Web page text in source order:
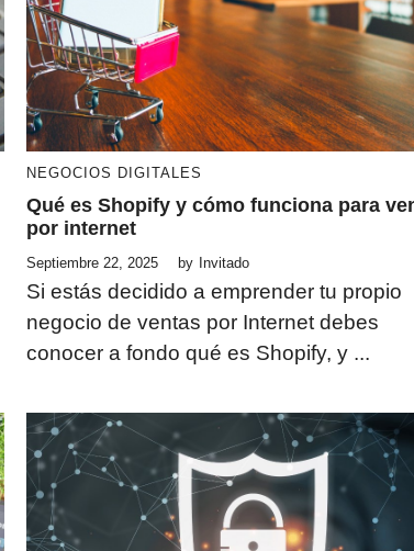
NEGOCIOS DIGITALES
Qué es Shopify y cómo funciona para
por internet
Septiembre 22, 2025 by Invitado
Si estás decidido a emprender tu propio
negocio de ventas por Internet debes
conocer a fondo qué es Shopify, y ...